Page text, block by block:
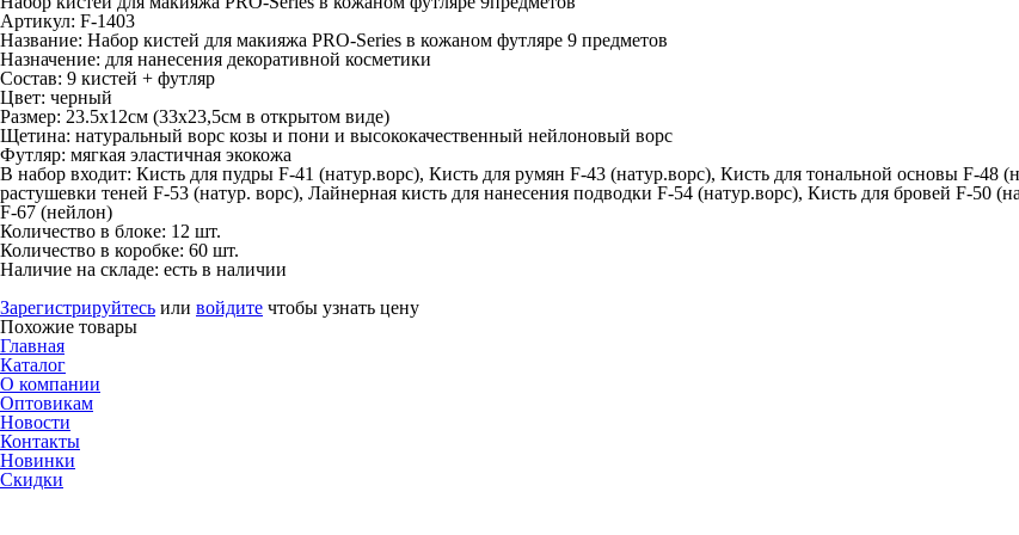
Артикул: F-1403
Название: Набор кистей для макияжа PRO-Series в кожаном футляре 9 предметов
Назначение: для нанесения декоративной косметики
Состав: 9 кистей + футляр
Цвет: черный
Размер: 23.5х12см (33х23,5см в открытом виде)
Щетина: натуральный ворс козы и пони и высококачественный нейлоновый ворс
Футляр: мягкая эластичная экокожа
В набор входит: Кисть для пудры F-41 (натур.ворс), Кисть для румян F-43 (натур.ворс), Кисть для тональной основы F-48
растушевки теней F-53 (натур. ворс), Лайнерная кисть для нанесения подводки F-54 (натур.ворс), Кисть для бровей F-50
F-67 (нейлон)
Количество в блоке: 12 шт.
Количество в коробке: 60 шт.
Наличие на складе: есть в наличии
Зарегистрируйтесь или войдите чтобы узнать цену
Похожие товары
Главная
Каталог
О компании
Оптовикам
Новости
Контакты
Новинки
Скидки